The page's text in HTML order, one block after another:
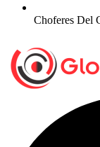
Choferes Del